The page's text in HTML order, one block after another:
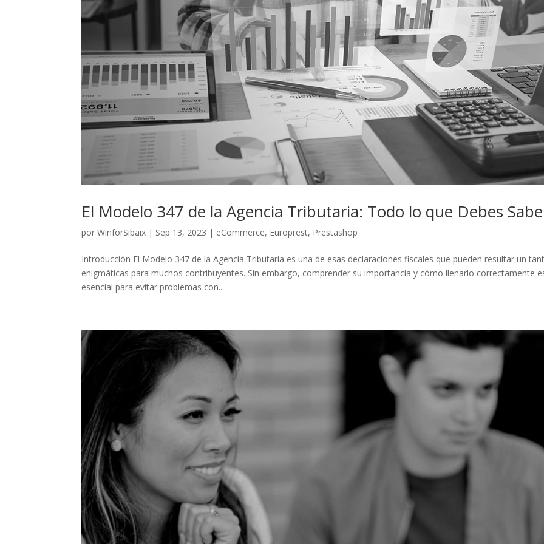
El Modelo 347 de la Agencia Tributaria: Todo lo que Debes
porWinforSibaix | Sep 13, 2023 | eCommerce, Europrest, Prestashop
Introducción El Modelo 347 de la Agencia Tributaria es una de esas declaraciones fiscales que pueden resultar un
enigmáticas para muchos contribuyentes. Sin embargo, comprender su importancia y cómo llenarlo correctamente
esencial para evitar problemas con...